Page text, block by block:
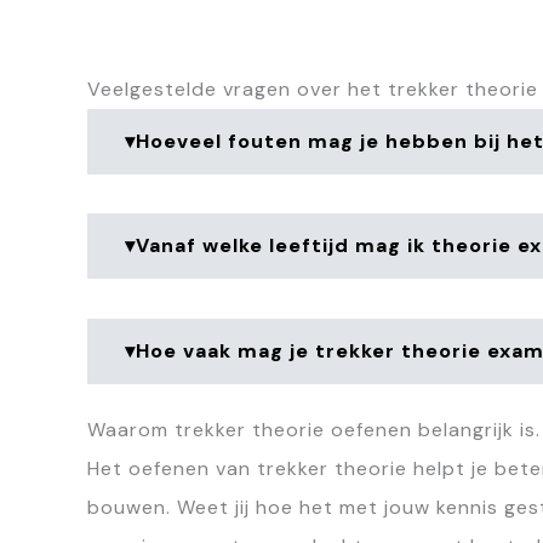
Veelgestelde vragen over het trekker theorie
▾Hoeveel fouten mag je hebben bij
Bij het trekker theorie-examen krijg
beantwoorden, wat neerkomt op 40
van de vragen bestaat uit
sleepvragen.
▾Vanaf welke leeftijd mag ik theorie
Het theorie-examen voor het
praktijkexamen geldt een
automatisch betekent dat je ook het
2025 hebt vernieuwd. Voor een
zodat je stap voor stap klaar bent
▾Hoe vaak mag je trekker theorie
Je mag het theorie examen zo vaak
proberen totdat je slaagt.
Waarom trekker theorie oefenen belangrijk is.
Het oefenen van trekker theorie helpt je
bouwen. Weet jij hoe het met jouw kennis